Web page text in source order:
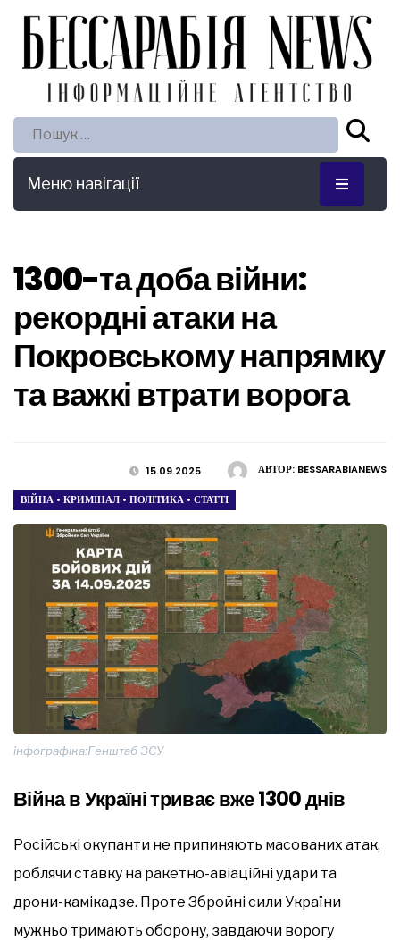
Пошук:
Меню навігації
1300-та доба війни:
рекордні атаки на
Покровському напрямку
та важкі втрати ворога
АВТОР: BESSARABIANEWS
15.09.2025
ВІЙНА • КРИМІНАЛ • ПОЛІТИКА • СТАТТІ
інфографіка:Генштаб ЗСУ
Війна в Україні триває вже 1300 днів
Російські окупанти не припиняють масованих атак,
роблячи ставку на ракетно-авіаційні удари та
дрони-камікадзе. Проте Збройні сили України
мужньо тримають оборону, завдаючи ворогу